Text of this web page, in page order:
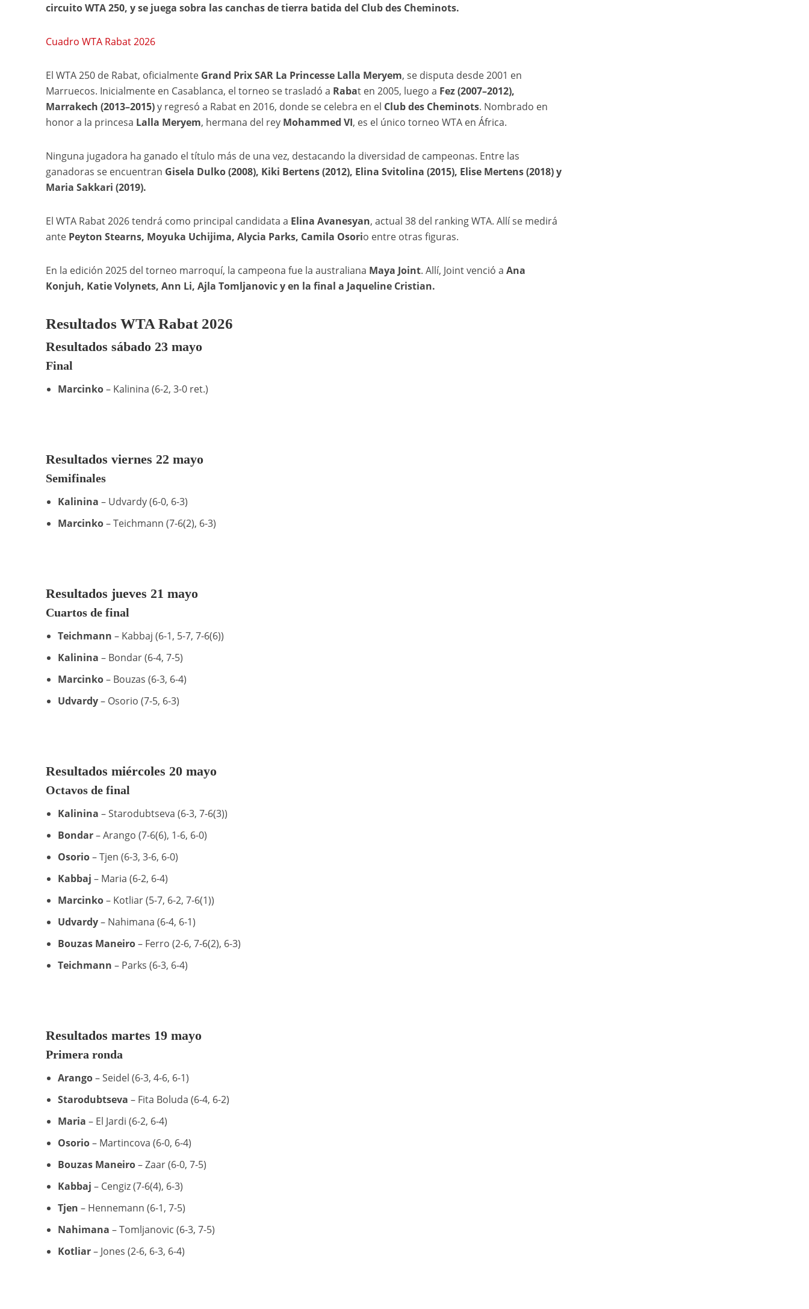
circuito WTA 250, y se juega sobra las canchas de tierra batida del Club des Cheminots.
Cuadro WTA Rabat 2026
El WTA 250 de Rabat, oficialmente Grand Prix SAR La Princesse Lalla Meryem, se disputa desde 2001 en
Marruecos. Inicialmente en Casablanca, el torneo se trasladó a Rabat en 2005, luego a Fez (2007–2012),
Marrakech (2013–2015)y regresó a Rabat en 2016, donde se celebra en el Club des Cheminots. Nombrado en
honor a la princesa Lalla Meryem, hermana del rey Mohammed VI, es el único torneo WTA en África.
Ninguna jugadora ha ganado el título más de una vez, destacando la diversidad de campeonas. Entre las
ganadoras se encuentran Gisela Dulko (2008), Kiki Bertens (2012), Elina Svitolina (2015), Elise Mertens (2018) y
Maria Sakkari (2019).
El WTA Rabat 2026 tendrá como principal candidata a Elina Avanesyan, actual 38 del ranking WTA. Allí se medirá
ante Peyton Stearns, Moyuka Uchijima, Alycia Parks, Camila Osorio entre otras figuras.
En la edición 2025 del torneo marroquí, la campeona fue la australiana Maya Joint. Allí, Joint venció a Ana
Konjuh, Katie Volynets, Ann Li, Ajla Tomljanovic y en la final a Jaqueline Cristian.
Resultados WTA Rabat 2026
Resultados sábado 23 mayo
Final
Marcinko– Kalinina (6-2, 3-0 ret.)
Resultados viernes 22 mayo
Semifinales
Kalinina – Udvardy (6-0, 6-3)
Marcinko– Teichmann (7-6(2), 6-3)
Resultados jueves 21 mayo
Cuartos de final
Teichmann – Kabbaj (6-1, 5-7, 7-6(6))
Kalinina – Bondar (6-4, 7-5)
Marcinko– Bouzas (6-3, 6-4)
Udvardy– Osorio (7-5, 6-3)
Resultados miércoles 20 mayo
Octavos de final
Kalinina – Starodubtseva (6-3, 7-6(3))
Bondar– Arango (7-6(6), 1-6, 6-0)
Osorio– Tjen (6-3, 3-6, 6-0)
Kabbaj – Maria (6-2, 6-4)
Marcinko– Kotliar (5-7, 6-2, 7-6(1))
Udvardy– Nahimana (6-4, 6-1)
Bouzas Maneiro– Ferro (2-6, 7-6(2), 6-3)
Teichmann – Parks (6-3, 6-4)
Resultados martes 19 mayo
Primera ronda
Arango– Seidel (6-3, 4-6, 6-1)
Starodubtseva – Fita Boluda (6-4, 6-2)
Maria – El Jardi (6-2, 6-4)
Osorio– Martincova (6-0, 6-4)
Bouzas Maneiro– Zaar (6-0, 7-5)
Kabbaj – Cengiz (7-6(4), 6-3)
Tjen – Hennemann (6-1, 7-5)
Nahimana – Tomljanovic (6-3, 7-5)
Kotliar– Jones (2-6, 6-3, 6-4)